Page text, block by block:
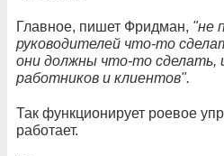
Главное, пишет Фридман, "не
руководителей что-то
они должны что-то сделать,
работников и клиентов".
Так функционирует роевое
работает.